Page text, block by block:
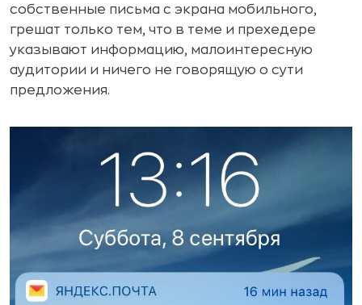
собственные письма с экрана мобильного,
грешат только тем, что в теме и прехедере
указывают информацию, малоинтересную
аудитории и ничего не говорящую о сути
предложения.